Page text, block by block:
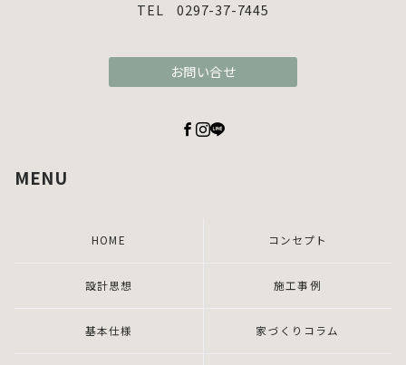
TEL 0297-37-7445
お問い合せ
MENU
HOME コンセプト
設計思想 施工事例
基本仕様 家づくりコラム